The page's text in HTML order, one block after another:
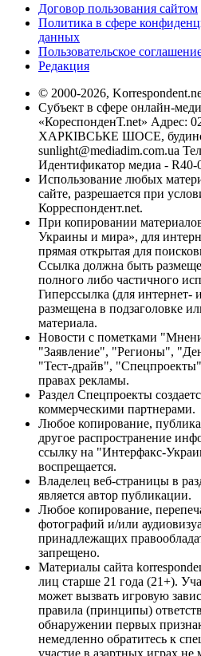
Договор пользования сайтом
Политика в сфере
данных
Пользовательское
Редакция
© 2000-2026,
Субъект в сфере онлайн-
«КореспонденТ.net» Адрес:
ХАРКІВСЬКЕ ШОСЕ,
sunlight@mediadim.com.ua
Идентификатор медиа - R40-
Использование любых
сайте, разрешается при
Корреспондент.net.
При копировании
Украины и мира», для
прямая открытая для
Ссылка должна быть
полного либо частичного
Гиперссылка (для интернет-
размещена в подзаголовке
материала.
Новости с пометками
"Заявление", "Регионы",
"Тест-драйв",
правах рекламы.
Раздел Спецпроекты
коммерческими партнерами.
Любое копирование,
другое распространение
ссылку на "Интерфакс-
воспрещается.
Владелец веб-страницы в
является автор публикации.
Любое копирование,
фотографий и/или
принадлежащих
запрещено.
Материалы сайта
лиц старше 21 года (21+).
может вызвать игровую
правила (принципы)
обнаружении первых
немедленно обратитесь к
участие в азартных играх